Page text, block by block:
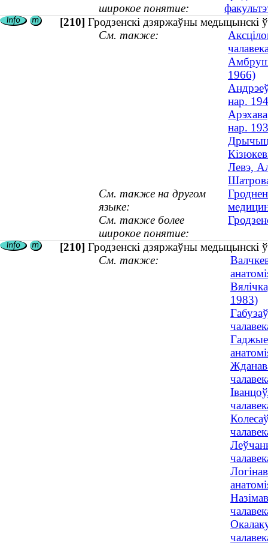
широкое понятие:
[210] Гродзенскі дзяржаўны медыцынскі
См. также:
1966)
нар.
нар.
Левэ,
См. также на другом
языке:
См. также более
широкое понятие:
[210] Гродзенскі дзяржаўны медыцынскі
См. также:
1983)